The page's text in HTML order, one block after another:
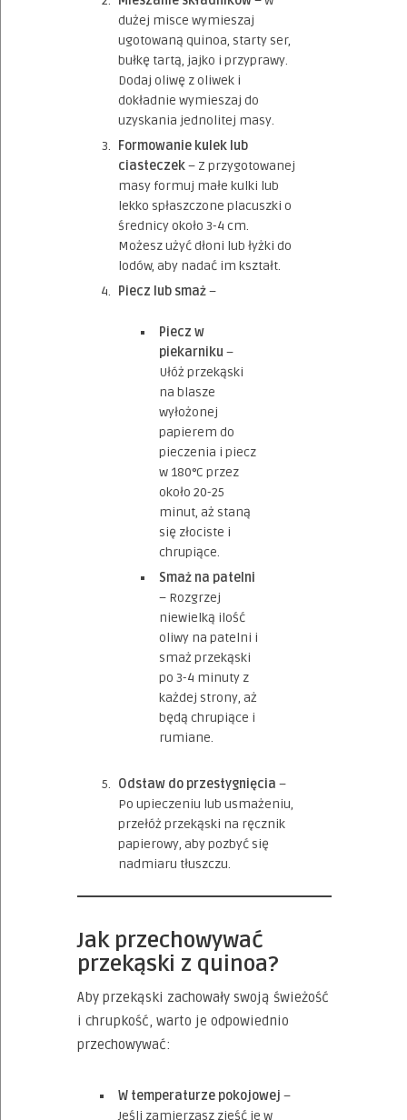
dużej misce wymieszaj
ugotowaną quinoa, starty ser,
bułkę tartą, jajko i przyprawy.
Dodaj oliwę z oliwek i
dokładnie wymieszaj do
uzyskania jednolitej masy.
Formowanie kulek lub
ciasteczek– Z przygotowanej
masy formuj małe kulki lub
lekko spłaszczone placuszki o
średnicy około 3-4 cm.
Możesz użyć dłoni lub łyżki do
lodów, aby nadać im kształt.
Piecz lub smaż–
Piecz w
piekarniku –
Ułóż przekąski
na blasze
wyłożonej
papierem do
pieczenia i piecz
w 180°C przez
około 20-25
minut, aż staną
się złociste i
chrupiące.
Smaż na patelni
– Rozgrzej
niewielką ilość
oliwy na patelni i
smaż przekąski
po 3-4 minuty z
każdej strony, aż
będą chrupiące i
rumiane.
Odstaw do przestygnięcia –
Po upieczeniu lub usmażeniu,
przełóż przekąski na ręcznik
papierowy, aby pozbyć się
nadmiaru tłuszczu.
Jak przechowywać
przekąski z quinoa?
Aby przekąski zachowały swoją świeżość
i chrupkość, warto je odpowiednio
przechowywać:
W temperaturze pokojowej –
Jeśli zamierzasz zjeść je w